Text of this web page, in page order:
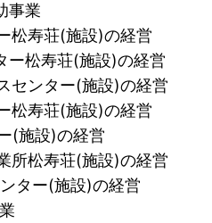
事業
松寿荘(施設)の経営
ー松寿荘(施設)の経営
センター(施設)の経営
松寿荘(施設)の経営
(施設)の経営
所松寿荘(施設)の経営
ター(施設)の経営